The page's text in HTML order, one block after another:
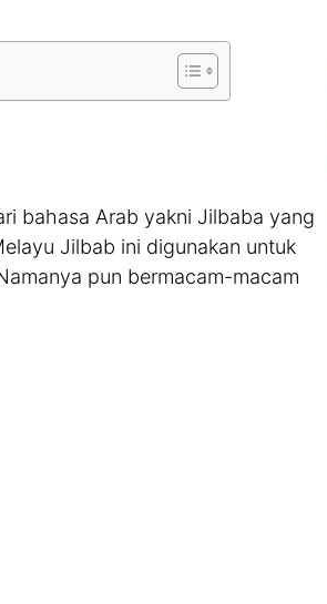
bahasa Arab yakni Jilbaba yang
Jilbab ini digunakan untuk
pun bermacam-macam